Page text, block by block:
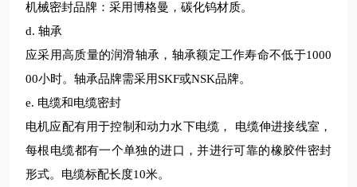
机械密封品牌：采用博格曼， 碳化钨材质。
d. 轴承
应采用高质量的润滑轴承，轴承额定工作寿命不低于1000
00小时。轴承品牌需采用SKF或NSK品牌。
e. 电缆和电缆密封
电机应配有用于控制和动力水下电缆，
电缆伸进接线室，
每根电缆都有一个单独的进口，并进行可靠的橡胶件密封
形式。 电缆标配长度10米。